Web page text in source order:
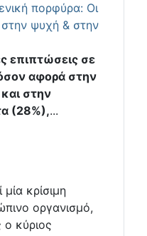
πορφύρα: Οι
ψυχή & στην
επιπτώσεις σε
αφορά στην
στην
(28%),...
κρίσιμη
οργανισμό,
ο κύριος